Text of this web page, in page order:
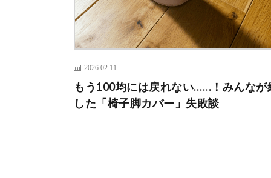
2026.02.11
もう100均には戻れない……！みんなが
した「椅子脚カバー」失敗談